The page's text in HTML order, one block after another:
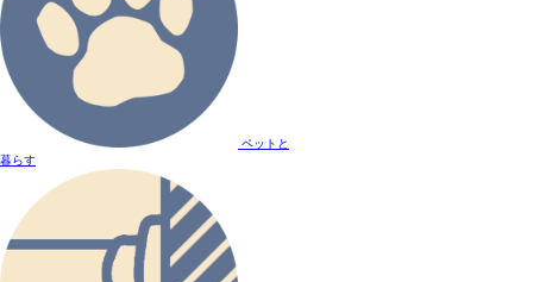
ペットと
暮らす